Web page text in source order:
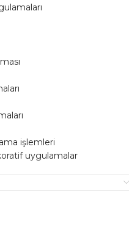
işlemleri
uygulamalar